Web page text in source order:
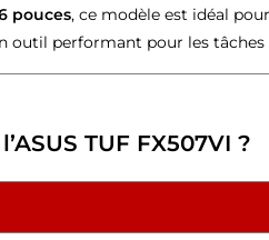
pouces, ce modèle est idéal
outil performant pour les tâches
TUF FX507VI ?